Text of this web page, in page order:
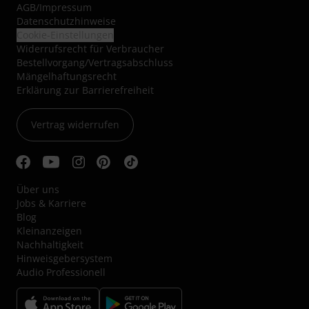
AGB/Impressum
Datenschutzhinweise
Widerrufsrecht für Verbraucher
Bestellvorgang/Vertragsabschluss
Mängelhaftungsrecht
Erklärung zur Barrierefreiheit
Vertrag widerrufen
Über uns
Jobs & Karriere
Blog
Kleinanzeigen
Nachhaltigkeit
Hinweisgebersystem
Audio Professionell